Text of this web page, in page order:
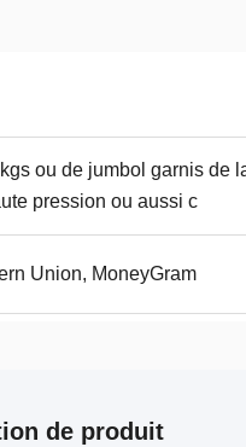
ou de jumbol garnis de
pression ou aussi c
Union, MoneyGram
de produit